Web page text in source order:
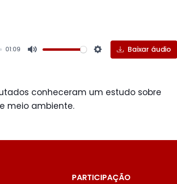
01:09
Settings
Baixar áudio
conheceram um estudo sobre
meio ambiente.
PARTICIPAÇÃO